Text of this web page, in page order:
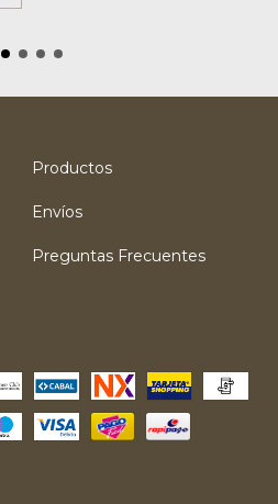
Productos
Envíos
Preguntas Frecuentes